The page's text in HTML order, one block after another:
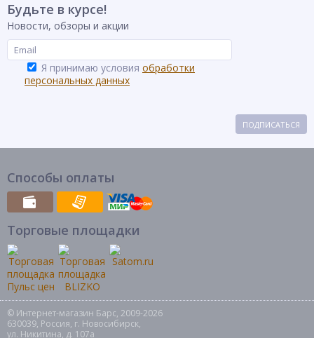
Будьте в курсе!
Новости, обзоры и акции
Я принимаю условия обработки
персональных данных
ПОДПИСАТЬСЯ
Способы оплаты
Торговые площадки
© Интернет-магазин Барс, 2009-2026
630039, Россия, г. Новосибирск,
ул. Никитина, д. 107а